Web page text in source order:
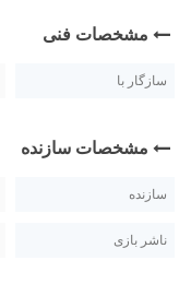
مشخصات فنی
سازگار با
مشخصات سازنده
سازنده
ناشر بازی